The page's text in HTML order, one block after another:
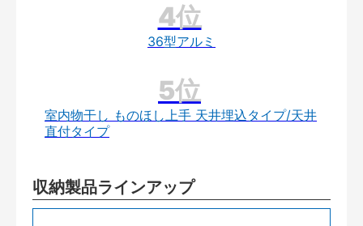
36型アルミ
室内物干し ものほし上手 天井埋込タイプ/天井
直付タイプ
収納製品ラインアップ